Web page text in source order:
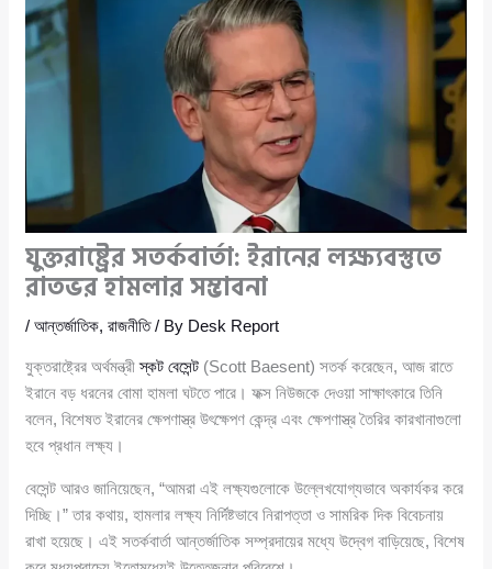
যুক্তরাষ্ট্রের সতর্কবার্তা: ইরানের লক্ষ্যবস্তুতে
রাতভর হামলার সম্ভাবনা
/আন্তর্জাতিক,রাজনীতি/ By Desk Report
যুক্তরাষ্ট্রের অর্থমন্ত্রীস্কট বেসেন্ট (Scott Baesent) সতর্ক করেছেন, আজ রাতে
ইরানে বড় ধরনের বোমা হামলা ঘটতে পারে। ফক্স নিউজকে দেওয়া সাক্ষাৎকারে তিনি
বলেন, বিশেষত ইরানের ক্ষেপণাস্ত্র উৎক্ষেপণ কেন্দ্র এবং ক্ষেপণাস্ত্র তৈরির কারখানাগুলো
হবে প্রধান লক্ষ্য।
বেসেন্ট আরও জানিয়েছেন, “আমরা এই লক্ষ্যগুলোকে উল্লেখযোগ্যভাবে অকার্যকর করে
দিচ্ছি।” তার কথায়, হামলার লক্ষ্য নির্দিষ্টভাবে নিরাপত্তা ও সামরিক দিক বিবেচনায়
রাখা হয়েছে। এই সতর্কবার্তা আন্তর্জাতিক সম্প্রদায়ের মধ্যে উদ্বেগ বাড়িয়েছে, বিশেষ